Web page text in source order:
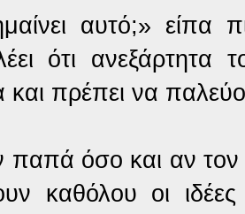
αυτό;»
ότι
και πρέπει να
παπά όσο και αν
καθόλου οι